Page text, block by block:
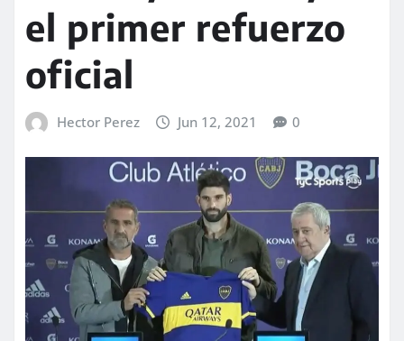
el primer refuerzo
oficial
Hector Perez Jun 12, 2021 0